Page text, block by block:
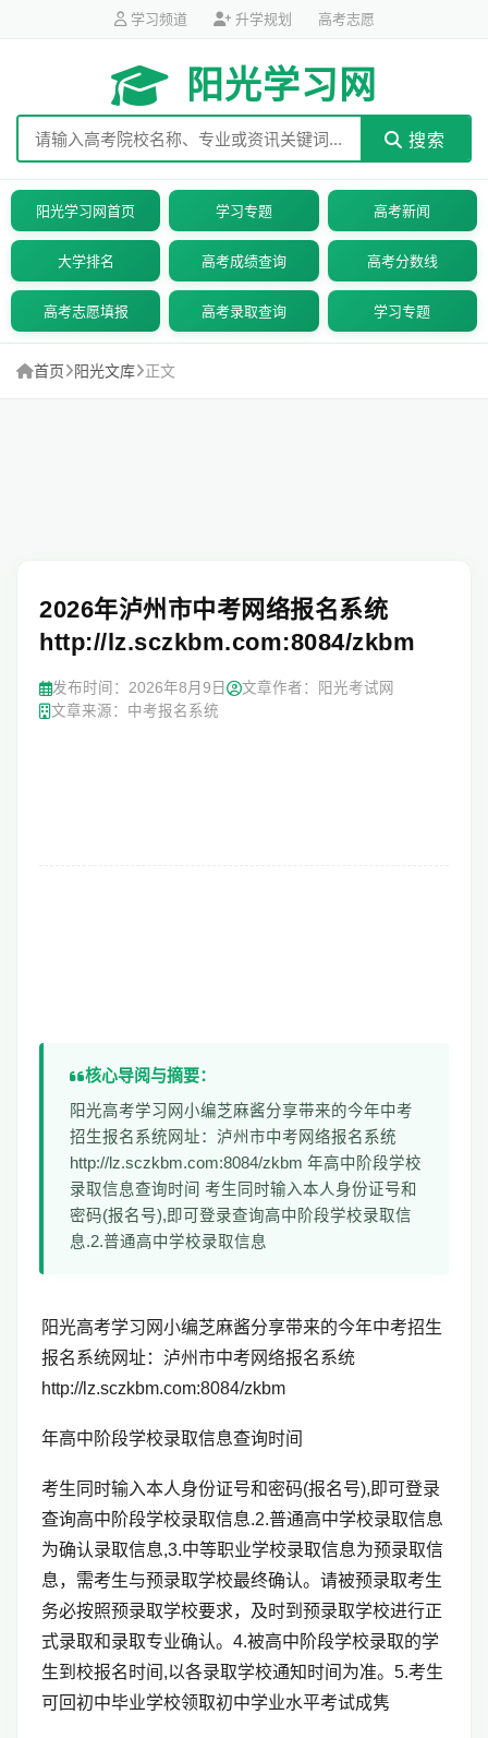
学习频道 升学规划 高考志愿
阳光学习网
搜索
阳光学习网首页 学习专题 高考新闻
大学排名 高考成绩查询 高考分数线
高考志愿填报 高考录取查询 学习专题
首页 阳光文库 正文
2026年泸州市中考网络报名系统
http://lz.sczkbm.com:8084/zkbm
发布时间： 2026年8月9日
文章作者：阳光考试网
文章来源：中考报名系统
核心导阅与摘要：
阳光高考学习网小编芝麻酱分享带来的今年中考
招生报名系统网址：泸州市中考网络报名系统
http://lz.sczkbm.com:8084/zkbm 年高中阶段学校
录取信息查询时间 考生同时输入本人身份证号和
密码(报名号),即可登录查询高中阶段学校录取信
息.2.普通高中学校录取信息
阳光高考学习网小编芝麻酱分享带来的今年中考招生
报名系统网址： 泸州市中考网络报名系统
http://lz.sczkbm.com:8084/zkbm
年高中阶段学校录取信息查询时间
考生同时输入本人身份证号和密码(报名号),即可登录
查询高中阶段学校录取信息.2.普通高中学校录取信息
为确认录取信息,3.中等职业学校录取信息为预录取信
息，需考生与预录取学校最终确认。请被预录取考生
务必按照预录取学校要求，及时到预录取学校进行正
式录取和录取专业确认。4.被高中阶段学校录取的学
生到校报名时间,以各录取学校通知时间为准。5.考生
可回初中毕业学校领取初中学业水平考试成隽